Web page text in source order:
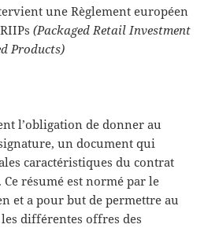
une Règlement européen
(Packaged Retail Investment
Products)
l’obligation de donner au
un document qui
caractéristiques du contrat
résumé est normé par le
et a pour but de permettre au
différentes offres des